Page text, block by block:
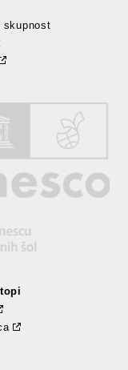
skupnost